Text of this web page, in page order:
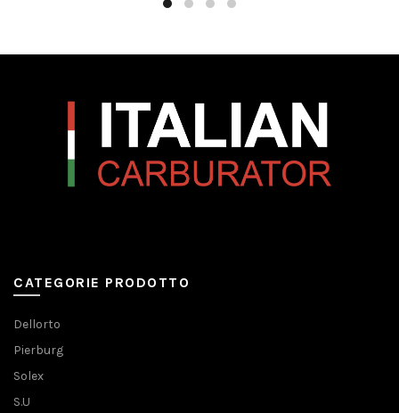
CATEGORIE PRODOTTO
Dellorto
Pierburg
Solex
S.U